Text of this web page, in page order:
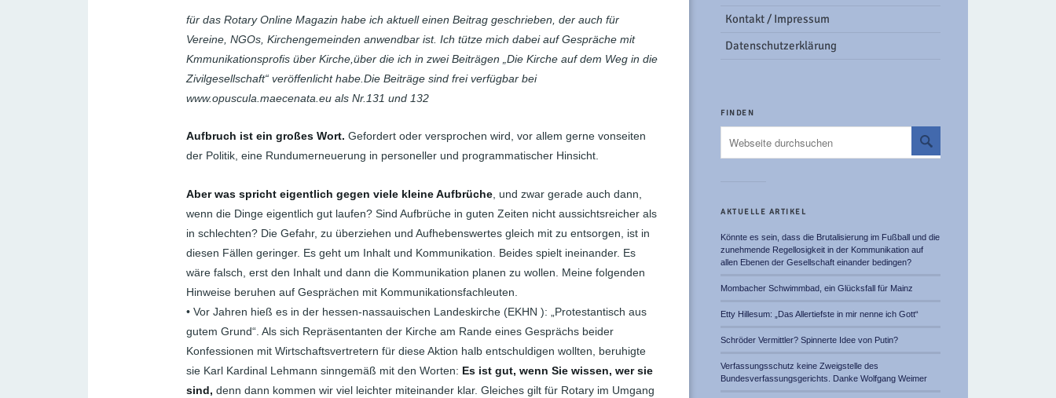
für das Rotary Online Magazin habe ich aktuell einen Beitrag geschrieben, der auch für
Vereine, NGOs, Kirchengemeinden anwendbar ist. Ich tütze mich dabei auf Gespräche mit
Kmmunikationsprofis über Kirche,über die ich in zwei Beiträgen „Die Kirche auf dem Weg in die
Zivilgesellschaft“ veröffenlicht habe.Die Beiträge sind frei verfügbar bei
www.opuscula.maecenata.eu als Nr.131 und 132
Aufbruch ist ein großes Wort. Gefordert oder versprochen wird, vor allem gerne vonseiten
der Politik, eine Rundumerneuerung in personeller und programmatischer Hinsicht.
Aber was spricht eigentlich gegen viele kleine Aufbrüche , und zwar gerade auch dann,
wenn die Dinge eigentlich gut laufen? Sind Aufbrüche in guten Zeiten nicht aussichtsreicher als
in schlechten? Die Gefahr, zu überziehen und Aufhebenswertes gleich mit zu entsorgen, ist in
diesen Fällen geringer. Es geht um Inhalt und Kommunikation. Beides spielt ineinander. Es
wäre falsch, erst den Inhalt und dann die Kommunikation planen zu wollen. Meine folgenden
Hinweise beruhen auf Gesprächen mit Kommunikationsfachleuten.
• Vor Jahren hieß es in der hessen-nassauischen Landeskirche (EKHN ): „Protestantisch aus
gutem Grund“. Als sich Repräsentanten der Kirche am Rande eines Gesprächs beider
Konfessionen mit Wirtschaftsvertretern für diese Aktion halb entschuldigen wollten, beruhigte
sie Karl Kardinal Lehmann sinngemäß mit den Worten: Es ist gut, wenn Sie wissen, wer sie
sind, denn dann kommen wir viel leichter miteinander klar. Gleiches gilt für Rotary im Umgang
Kontakt / Impressum
Datenschutzerklärung
FINDEN
AKTUELLE ARTIKEL
Könnte es sein, dass die Brutalisierung im Fußball und die
zunehmende Regellosigkeit in der Kommunikation auf
allen Ebenen der Gesellschaft einander bedingen?
Mombacher Schwimmbad, ein Glücksfall für Mainz
Etty Hillesum: „Das Allertiefste in mir nenne ich Gott“
Schröder Vermittler? Spinnerte Idee von Putin?
Verfassungsschutz keine Zweigstelle des
Bundesverfassungsgerichts. Danke Wolfgang Weimer